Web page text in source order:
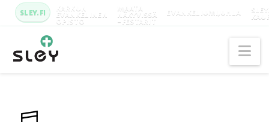
SLEY.FI KARKUN
EVANKELINEN
OPISTO
MAATA
NÄKYVISSÄ
-FESTARIT
EVANKELIUMIJUHLA